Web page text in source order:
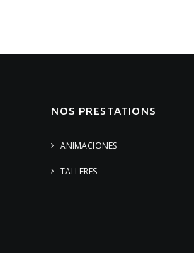
NOS PRESTATIONS
ANIMACIONES
TALLERES